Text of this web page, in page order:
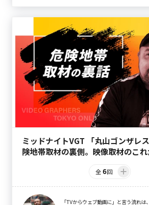
ミッドナイトVGT 「丸山ゴンザレ
険地帯取材の裏側。映像取材のこれ
全 6回
「TVからウェブ動画に」と言う流れ